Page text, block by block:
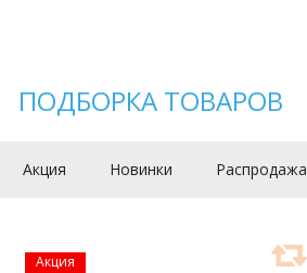
ПОДБОРКА ТОВАРОВ
Акция Новинки Распродажа
Акция